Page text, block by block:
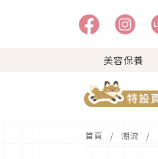
美容保養
首頁 潮流